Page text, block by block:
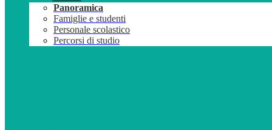
Panoramica
Famiglie e studenti
Personale scolastico
Percorsi di studio